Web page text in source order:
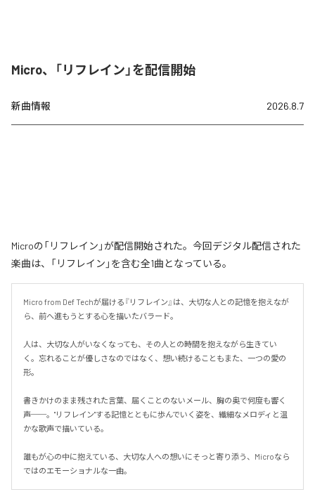
Micro、「リフレイン」を配信開始
新曲情報 2026.8.7
Microの「リフレイン」が配信開始された。今回デジタル配信された
楽曲は、「リフレイン」を含む全1曲となっている。
Micro from Def Techが届ける『リフレイン』は、大切な人との記憶を抱えなが
ら、前へ進もうとする心を描いたバラード。
人は、大切な人がいなくなっても、その人との時間を抱えながら生きてい
く。忘れることが優しさなのではなく、想い続けることもまた、一つの愛の
形。
書きかけのまま残された言葉、届くことのないメール、胸の奥で何度も響く
声──。"リフレイン"する記憶とともに歩んでいく姿を、繊細なメロディと温
かな歌声で描いている。
誰もが心の中に抱えている、大切な人への想いにそっと寄り添う、Microなら
ではのエモーショナルな一曲。